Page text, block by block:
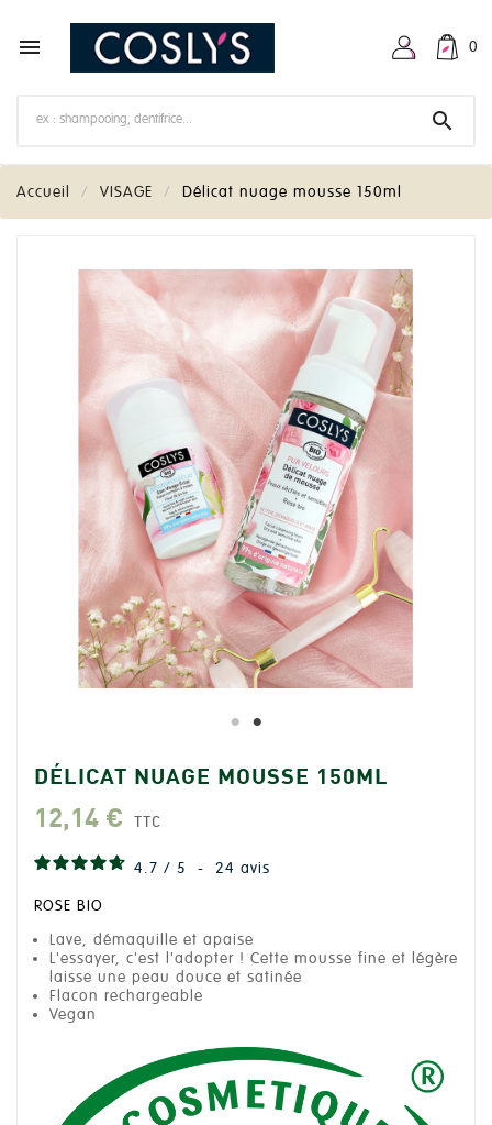
 0

Accueil VISAGE Délicat nuage mousse 150ml
DÉLICAT NUAGE MOUSSE 150ML
12,14 € TTC
4.7 / 5 - 24 avis
ROSE BIO
Lave, démaquille et apaise
L'essayer, c'est l'adopter ! Cette mousse fine et légère
laisse une peau douce et satinée
Flacon rechargeable
Vegan